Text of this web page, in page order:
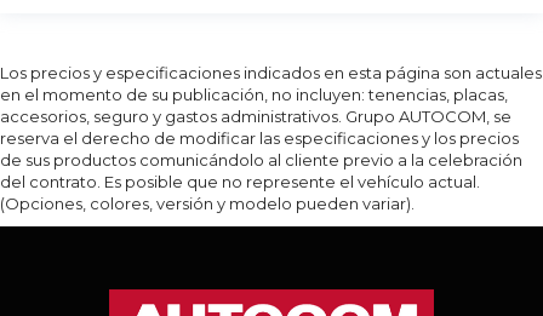
Los precios y especificaciones indicados en esta página son actuales
en el momento de su publicación, no incluyen: tenencias, placas,
accesorios, seguro y gastos administrativos. Grupo AUTOCOM, se
reserva el derecho de modificar las especificaciones y los precios
de sus productos comunicándolo al cliente previo a la celebración
del contrato. Es posible que no represente el vehículo actual.
(Opciones, colores, versión y modelo pueden variar).